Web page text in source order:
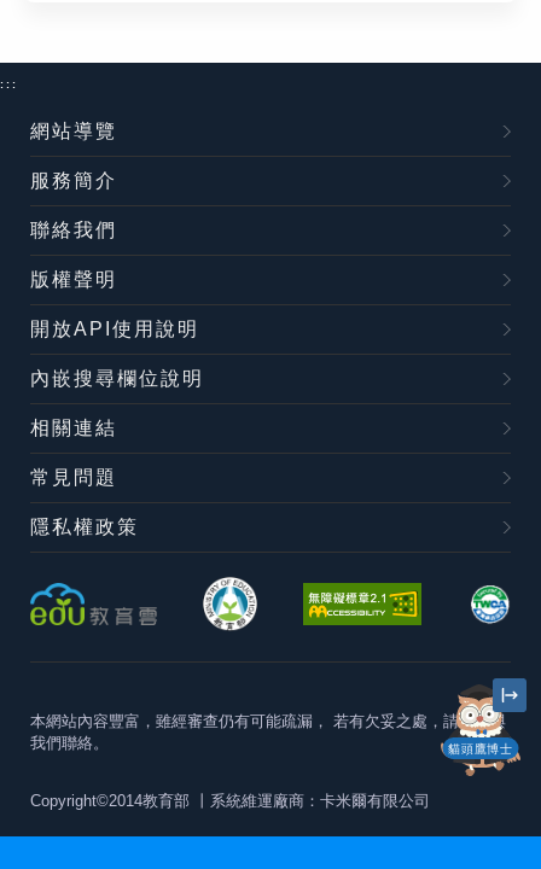
貓頭鷹博士
:::
網站導覽
服務簡介
聯絡我們
版權聲明
開放API使用說明
內嵌搜尋欄位說明
相關連結
常見問題
隱私權政策
本網站內容豐富，雖經審查仍有可能疏漏， 若有欠妥之處，請隨時與
我們聯絡。
Copyright©2014教育部 丨系統維運廠商：卡米爾有限公司